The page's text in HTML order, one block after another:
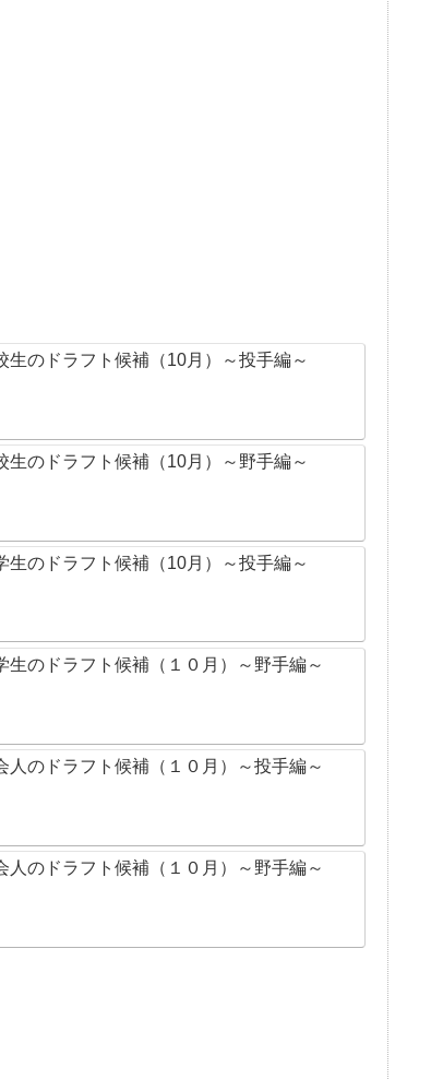
生のドラフト候補（10月）～投手編～
生のドラフト候補（10月）～野手編～
生のドラフト候補（10月）～投手編～
生のドラフト候補（１０月）～野手編～
人のドラフト候補（１０月）～投手編～
人のドラフト候補（１０月）～野手編～